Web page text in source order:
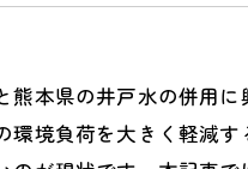
熊本県の井戸水の併用
環境負荷を大きく軽減